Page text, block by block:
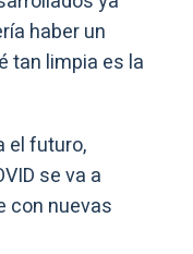
haber un
tan limpia es la
el futuro,
se va a
con nuevas